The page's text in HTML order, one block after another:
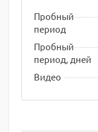
Пробный
период
Пробный
период, дней
Видео